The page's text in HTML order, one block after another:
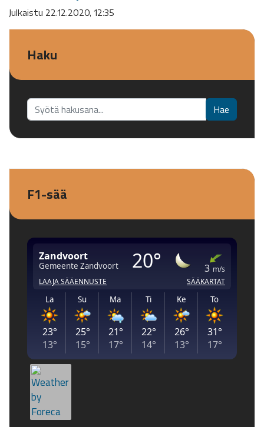
Julkaistu 22.12.2020, 12:35
Haku
Etsi... Hae
F1-sää